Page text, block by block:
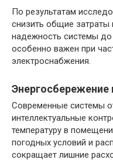
По результатам
снизить общие затраты
надежность системы до
особенно важен при
электроснабжения.
Энергосбережение
Современные системы
интеллектуальные
температуру в
погодных условий и
сокращает лишние